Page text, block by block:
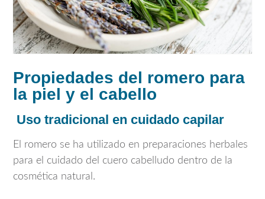
Propiedades del romero para
la piel y el cabello
Uso tradicional en cuidado capilar
El romero se ha utilizado en preparaciones herbales
para el cuidado del cuero cabelludo dentro de la
cosmética natural.